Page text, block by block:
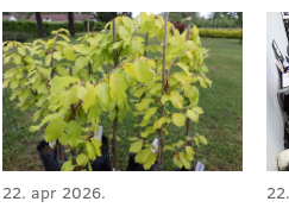
22. apr 2026.